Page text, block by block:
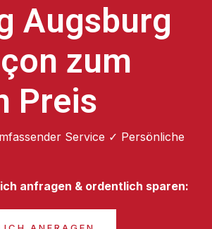
Augsburg
zum
Preis
Service ✓ Persönliche
anfragen & ordentlich sparen: